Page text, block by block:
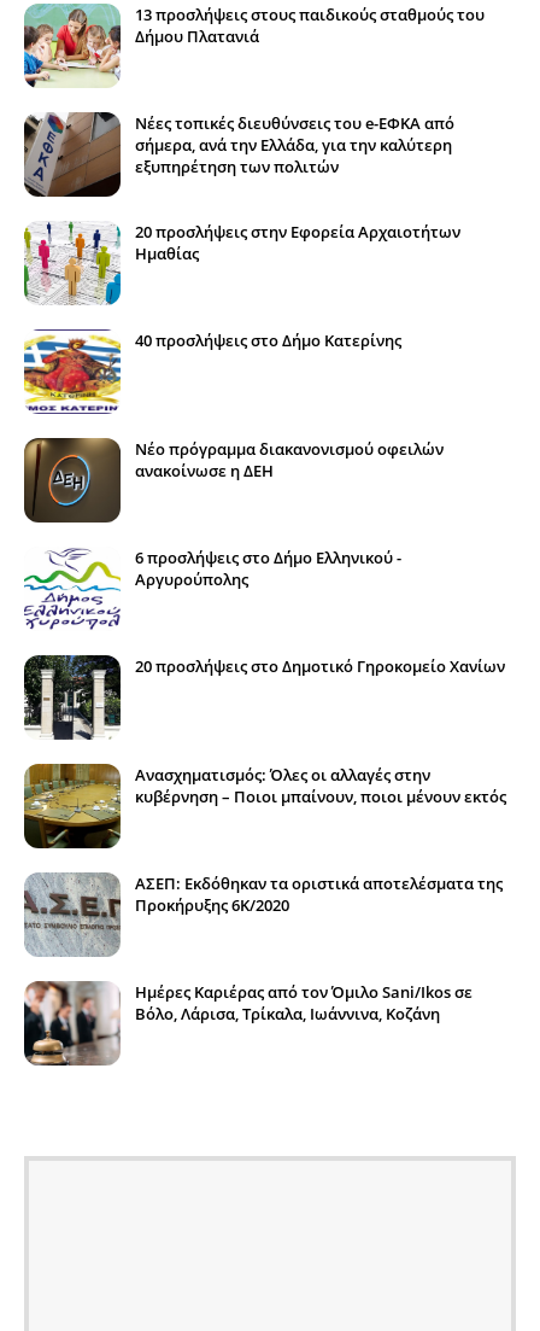
13 προσλήψεις στους παιδικούς σταθμούς του
Δήμου Πλατανιά
Νέες τοπικές διευθύνσεις του e-ΕΦΚΑ από
σήμερα, ανά την Ελλάδα, για την καλύτερη
εξυπηρέτηση των πολιτών
20 προσλήψεις στην Εφορεία Αρχαιοτήτων
Ημαθίας
40 προσλήψεις στο Δήμο Κατερίνης
Νέο πρόγραμμα διακανονισμού οφειλών
ανακοίνωσε η ΔΕΗ
6 προσλήψεις στο Δήμο Ελληνικού -
Αργυρούπολης
20 προσλήψεις στο Δημοτικό Γηροκομείο Χανίων
Ανασχηματισμός: Όλες οι αλλαγές στην
κυβέρνηση – Ποιοι μπαίνουν, ποιοι μένουν εκτός
ΑΣΕΠ: Εκδόθηκαν τα οριστικά αποτελέσματα της
Προκήρυξης 6Κ/2020
Ημέρες Καριέρας από τον Όμιλο Sani/Ikos σε
Βόλο, Λάρισα, Τρίκαλα, Ιωάννινα, Κοζάνη